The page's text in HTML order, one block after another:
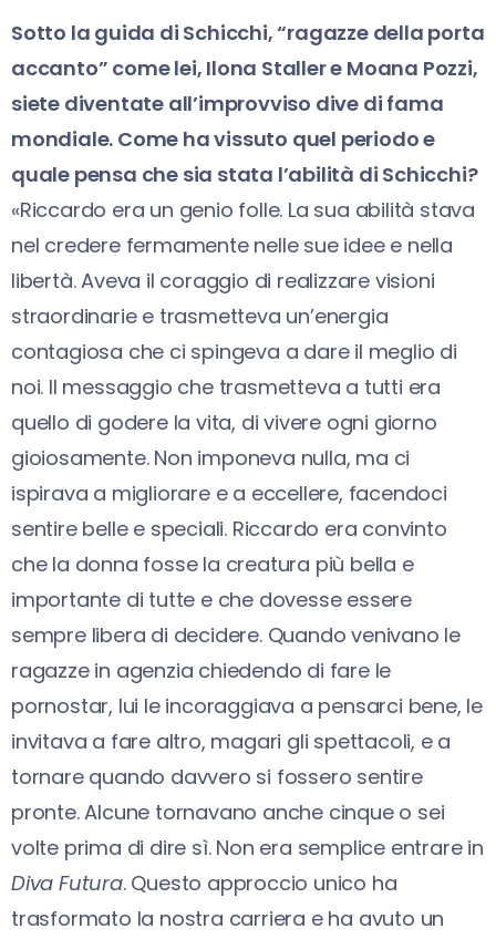
Sotto la guida di Schicchi, “ragazze della porta
accanto” come lei, Ilona Staller e Moana Pozzi,
siete diventate all’improvviso dive di fama
mondiale. Come ha vissuto quel periodo e
quale pensa che sia stata l’abilità di Schicchi?
«Riccardo era un genio folle. La sua abilità stava
nel credere fermamente nelle sue idee e nella
libertà. Aveva il coraggio di realizzare visioni
straordinarie e trasmetteva un’energia
contagiosa che ci spingeva a dare il meglio di
noi. Il messaggio che trasmetteva a tutti era
quello di godere la vita, di vivere ogni giorno
gioiosamente. Non imponeva nulla, ma ci
ispirava a migliorare e a eccellere, facendoci
sentire belle e speciali. Riccardo era convinto
che la donna fosse la creatura più bella e
importante di tutte e che dovesse essere
sempre libera di decidere. Quando venivano le
ragazze in agenzia chiedendo di fare le
pornostar, lui le incoraggiava a pensarci bene, le
invitava a fare altro, magari gli spettacoli, e a
tornare quando davvero si fossero sentire
pronte. Alcune tornavano anche cinque o sei
volte prima di dire sì. Non era semplice entrare in
Diva Futura. Questo approccio unico ha
trasformato la nostra carriera e ha avuto un